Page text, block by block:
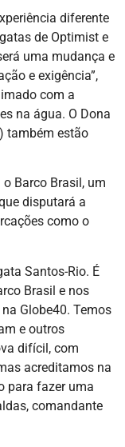
diferente
de Optimist e
uma mudança e
e exigência”,
com a
na água. O Dona
também estão
o Barco Brasil, um
disputará a
como o
Santos-Rio. É
Brasil e nos
Globe40. Temos
e outros
difícil, com
acreditamos na
para fazer uma
comandante